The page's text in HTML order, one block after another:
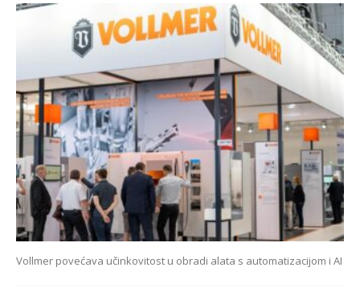
Vollmer povećava učinkovitost u obradi alata s automatizacijom i AI